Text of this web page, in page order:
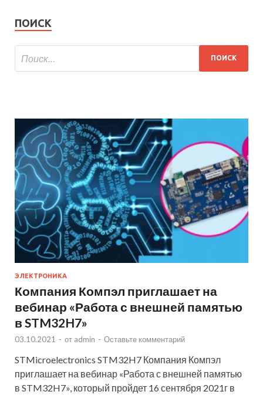
ПОИСК
ЭЛЕКТРОНИКА
Компания Компэл приглашает на
вебинар «Работа с внешней памятью
в STM32H7»
03.10.2021 - от admin - Оставьте комментарий
STMicroelectronics STM32H7 Компания Компэл
приглашает на вебинар «Работа с внешней памятью
в STM32H7», который пройдет 16 сентября 2021г в